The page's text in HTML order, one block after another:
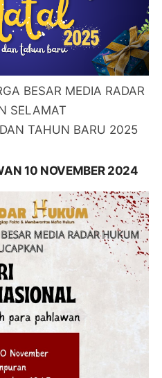
BESAR MEDIA RADAR
SELAMAT
TAHUN BARU 2025
10 NOVEMBER 2024